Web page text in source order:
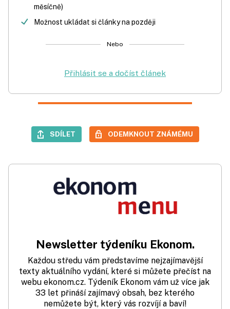
měsíčně)
Možnost ukládat si články na později
Nebo
Přihlásit se a dočíst článek
SDÍLET ODEMKNOUT ZNÁMÉMU
Newsletter týdeníku Ekonom.
Každou středu vám představíme nejzajímavější
texty aktuálního vydání, které si můžete přečíst na
webu ekonom.cz. Týdeník Ekonom vám už více jak
33 let přináší zajímavý obsah, bez kterého
nemůžete být, který vás rozvíjí a baví!